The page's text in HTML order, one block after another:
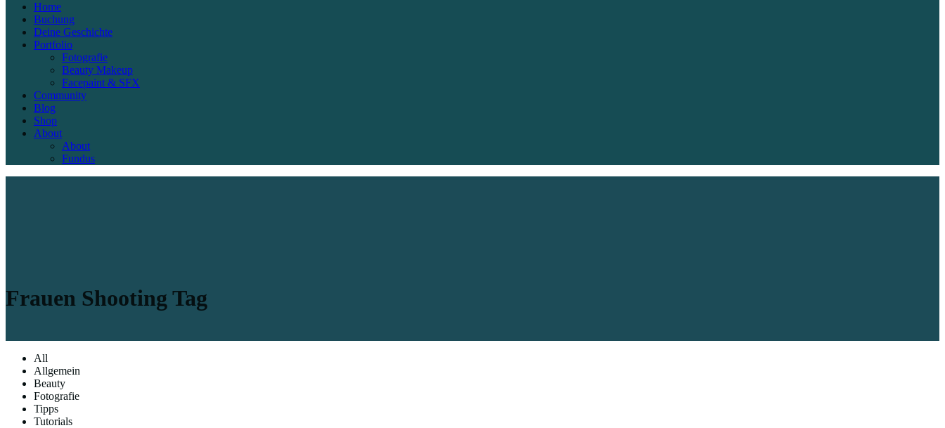
Home
Buchung
Deine Geschichte
Portfolio
Fotografie
Beauty Makeup
Facepaint & SFX
Community
Blog
Shop
About
About
Fundus
Frauen Shooting Tag
All
Allgemein
Beauty
Fotografie
Tipps
Tutorials